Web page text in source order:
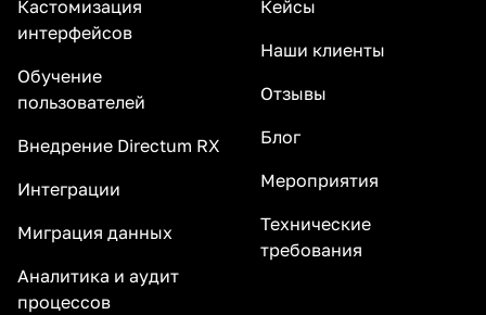
Кастомизация
интерфейсов
Обучение
пользователей
Внедрение Directum RX
Интеграции
Миграция данных
Аналитика и аудит
процессов
Кейсы
Наши клиенты
Отзывы
Блог
Мероприятия
Технические
требования